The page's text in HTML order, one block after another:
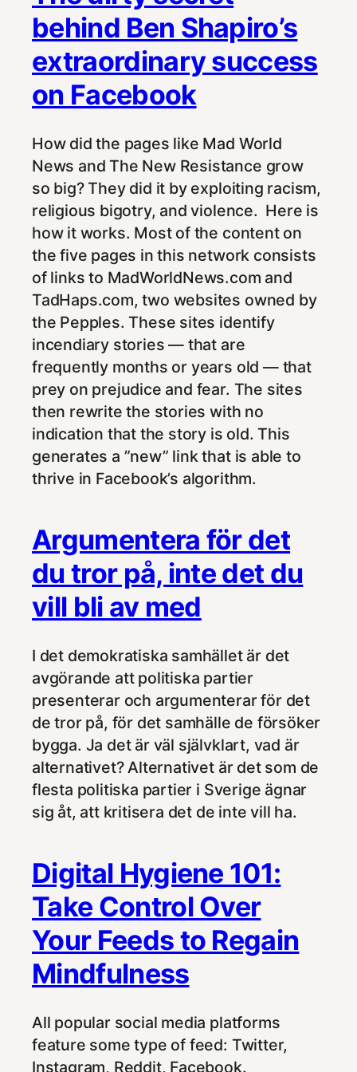
behind Ben Shapiro’s
extraordinary success
on Facebook
How did the pages like Mad World
News and The New Resistance grow
so big? They did it by exploiting racism,
religious bigotry, and violence. Here is
how it works. Most of the content on
the five pages in this network consists
of links to MadWorldNews.com and
TadHaps.com, two websites owned by
the Pepples. These sites identify
incendiary stories — that are
frequently months or years old — that
prey on prejudice and fear. The sites
then rewrite the stories with no
indication that the story is old. This
generates a ”new” link that is able to
thrive in Facebook’s algorithm.
Argumentera för det
du tror på, inte det du
vill bli av med
I det demokratiska samhället är det
avgörande att politiska partier
presenterar och argumenterar för det
de tror på, för det samhälle de försöker
bygga. Ja det är väl självklart, vad är
alternativet? Alternativet är det som de
flesta politiska partier i Sverige ägnar
sig åt, att kritisera det de inte vill ha.
Digital Hygiene 101:
Take Control Over
Your Feeds to Regain
Mindfulness
All popular social media platforms
feature some type of feed: Twitter,
Instagram, Reddit, Facebook.